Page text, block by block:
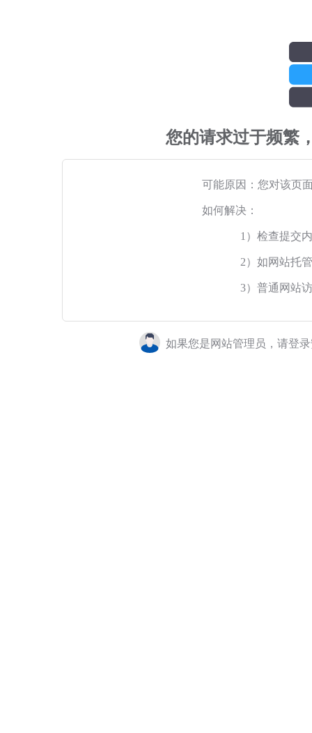
您的请求过于频繁
可能原因：您对该页
如何解决：
1）检查提交
2）如网站托
3）普通网站
如果您是网站管理员，请登